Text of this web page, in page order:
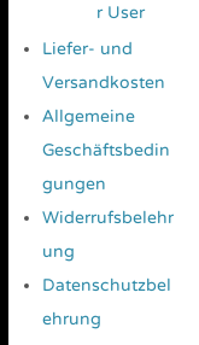
r User
Liefer- und
Versandkosten
Allgemeine
Geschäftsbedin
gungen
Widerrufsbelehr
ung
Datenschutzbel
ehrung